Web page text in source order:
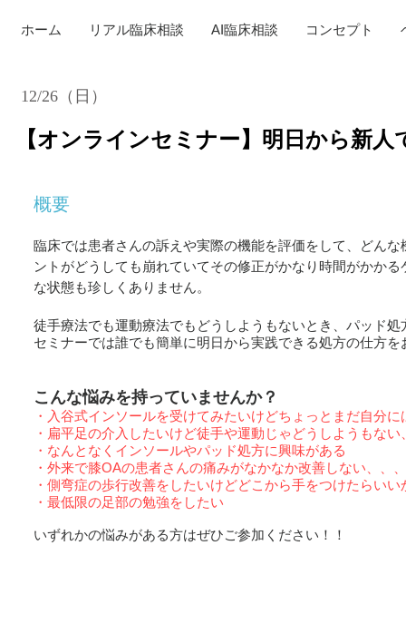
ホーム リアル臨床相談 AI臨床相談 コンセプト
12/26（日）
【オンラインセミナー】明日から新
概要
臨床では患者さんの訴えや実際の機能を評価をして、どん
ントがどうしても崩れていてその修正がかなり時間がかか
な状態も珍しくありません。
徒手療法でも運動療法でもどうしようもないとき、パッド
セミナーでは誰でも簡単に明日から実践できる処方の仕方を
こんな悩みを持っていませんか？
・入谷式インソールを受けてみたいけどちょっとまだ自分に
・扁平足の介入したいけど徒手や運動じゃどうしようもない
・なんとなくインソールやパッド処方に興味がある
・外来で膝OAの患者さんの痛みがなかなか改善しない、、、
・側弯症の歩行改善をしたいけどどこから手をつけたらいい
・最低限の足部の勉強をしたい
いずれかの悩みがある方はぜひご参加ください！！